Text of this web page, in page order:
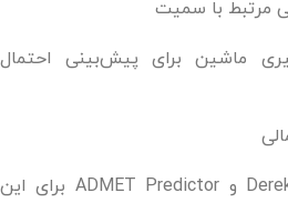
مرتبط با سمیت
ماشین برای پیش‌بینی احتمال
نرم‌افزارهایی مانند Derek Nexus و ADMET Predictor برای این